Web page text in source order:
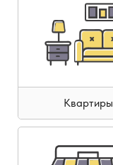
Квартиры